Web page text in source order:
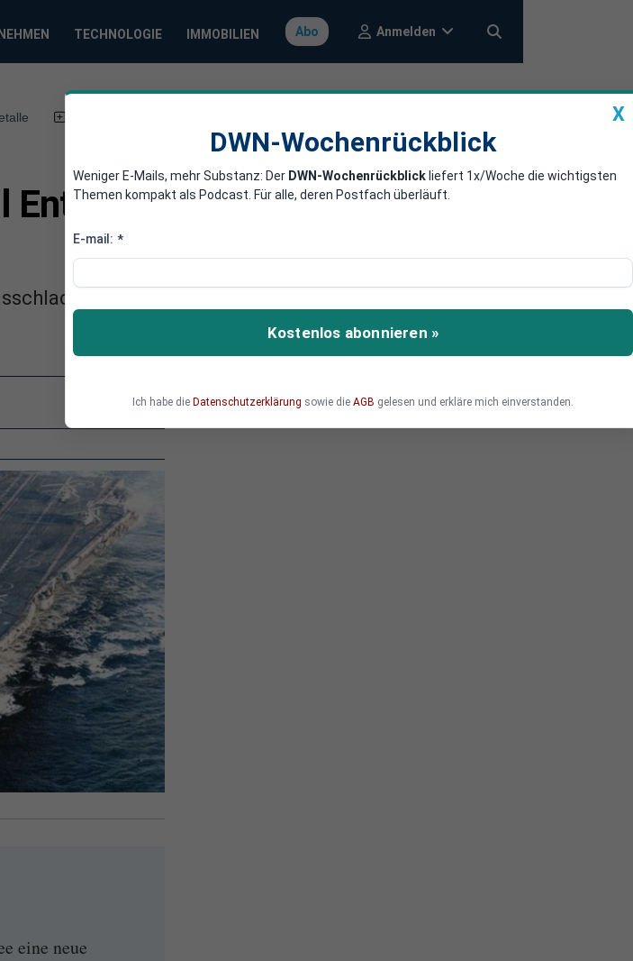
TECHNOLOGIE IMMOBILIEN Abo Anmelden
gegen
gegen die islamistischen und
eine neue
X
DWN-Wochenrückblick
Weniger E-Mails, mehr Substanz: Der DWN-Wochenrückblick liefert 1x/Woche die wichtigsten
Themen kompakt als Podcast. Für alle, deren Postfach überläuft.
E-mail: *
Kostenlos abonnieren »
Ich habe die Datenschutzerklärung sowie die AGB gelesen und erkläre mich einverstanden.